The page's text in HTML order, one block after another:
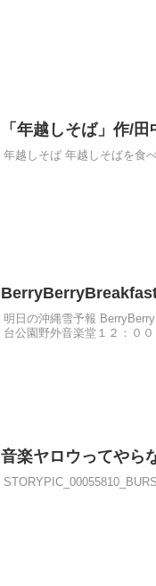
「年越しそば」作/田
年越しそば 年越しそばを食
明日の沖縄雪予報
台公園野外音楽堂１２：０
音楽ヤロウってやら